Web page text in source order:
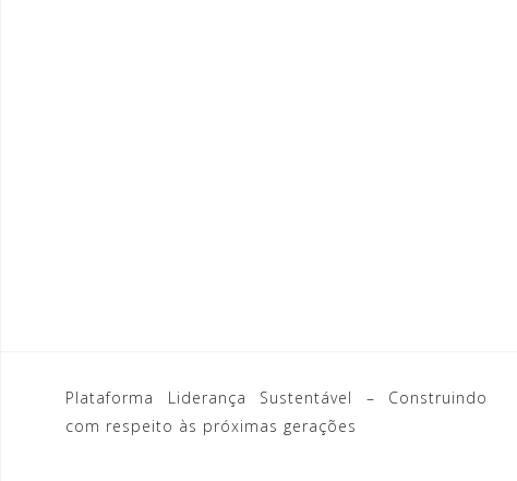
N
Plataforma Liderança Sustentável – Construindo
com respeito às próximas gerações